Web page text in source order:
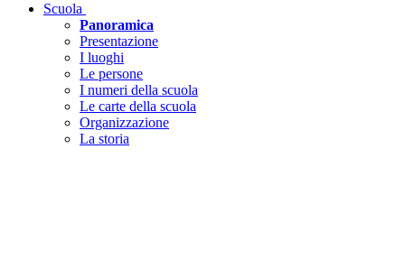
Scuola
Panoramica
Presentazione
I luoghi
Le persone
I numeri della scuola
Le carte della scuola
Organizzazione
La storia